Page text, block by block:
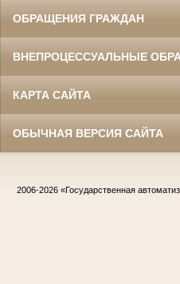
ОБРАЩЕНИЯ ГРАЖДАН
ВНЕПРОЦЕССУАЛЬНЫЕ
КАРТА САЙТА
ОБЫЧНАЯ ВЕРСИЯ САЙТА
2006-2026 «Государственная